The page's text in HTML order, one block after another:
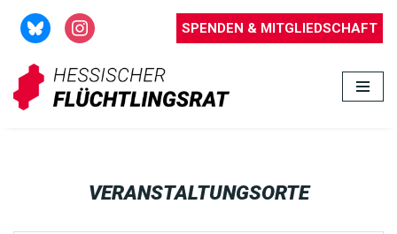
Zum
Inhalt
springen
SPENDEN & MITGLIEDSCHAFT
VERANSTALTUNGSORTE